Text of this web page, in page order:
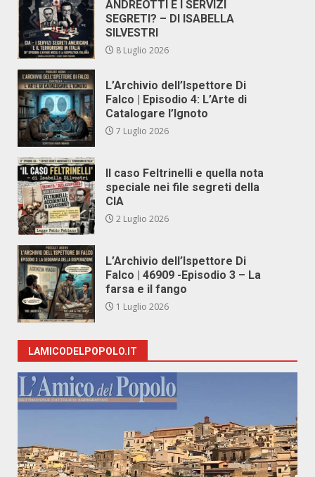
ANDREOTTI E I SERVIZI
SEGRETI? – DI ISABELLA
SILVESTRI
8 Luglio 2026
L’Archivio dell’Ispettore Di
Falco | Episodio 4: L’Arte di
Catalogare l’Ignoto
7 Luglio 2026
Il caso Feltrinelli e quella nota
speciale nei file segreti della
CIA
2 Luglio 2026
L’Archivio dell’Ispettore Di
Falco | 46909 -Episodio 3 – La
farsa e il fango
1 Luglio 2026
LAMICODELPOPOLO.IT